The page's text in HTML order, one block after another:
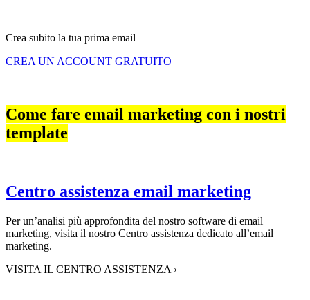
Crea subito la tua prima email
CREA UN ACCOUNT GRATUITO
Come fare email marketing con i nostri
template
Centro assistenza email marketing
Per un’analisi più approfondita del nostro software di email
marketing, visita il nostro Centro assistenza dedicato all’email
marketing.
VISITA IL CENTRO ASSISTENZA ›